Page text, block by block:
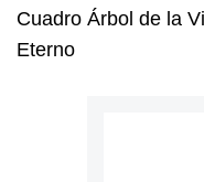
Cuadro Árbol de la
Eterno